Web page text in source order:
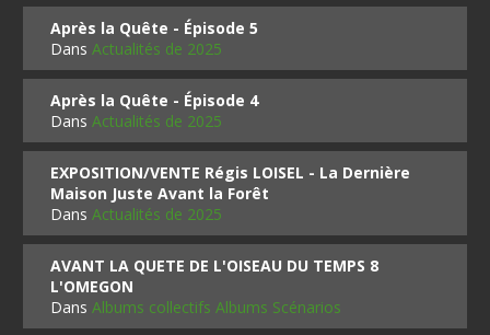
Après la Quête - Épisode 5
DansActualités de 2025
Après la Quête - Épisode 4
DansActualités de 2025
EXPOSITION/VENTE Régis LOISEL - La Dernière
Maison Juste Avant la Forêt
DansActualités de 2025
AVANT LA QUETE DE L'OISEAU DU TEMPS 8
L'OMEGON
DansAlbums collectifs Albums Scénarios